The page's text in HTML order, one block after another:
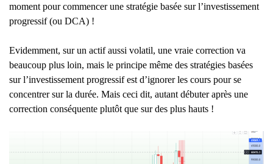
moment pour commencer une stratégie basée sur l’investissement
progressif (ou DCA) !
Evidemment, sur un actif aussi volatil, une vraie correction va
beaucoup plus loin, mais le principe même des stratégies basées
sur l’investissement progressif est d’ignorer les cours pour se
concentrer sur la durée. Mais ceci dit, autant débuter après une
correction conséquente plutôt que sur des plus hauts !